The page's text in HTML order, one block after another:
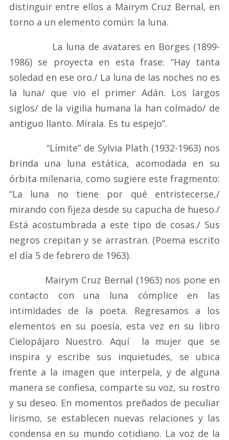
distinguir entre ellos a Mairym Cruz Bernal, en
torno a un elemento común: la luna.
La luna de avatares en Borges (1899-
1986) se proyecta en esta frase: “Hay tanta
soledad en ese oro./ La luna de las noches no es
la luna/ que vio el primer Adán. Los largos
siglos/ de la vigilia humana la han colmado/ de
antiguo llanto. Mírala. Es tu espejo”.
“Límite” de Sylvia Plath (1932-1963) nos
brinda una luna estática, acomodada en su
órbita milenaria, como sugiere este fragmento:
“La luna no tiene por qué entristecerse,/
mirando con fijeza desde su capucha de hueso./
Está acostumbrada a este tipo de cosas./ Sus
negros crepitan y se arrastran. (Poema escrito
el día 5 de febrero de 1963).
Mairym Cruz Bernal (1963) nos pone en
contacto con una luna cómplice en las
intimidades de la poeta. Regresamos a los
elementos en su poesía, esta vez en su libro
Cielopájaro Nuestro. Aquí la mujer que se
inspira y escribe sus inquietudes, se ubica
frente a la imagen que interpela, y de alguna
manera se confiesa, comparte su voz, su rostro
y su deseo. En momentos preñados de peculiar
lirismo, se establecen nuevas relaciones y las
condensa en su mundo cotidiano. La voz de la